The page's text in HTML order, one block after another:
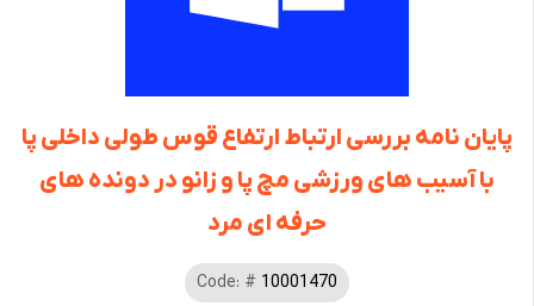
پایان نامه بررسی ارتباط ارتفاع قوس طولی داخلی پا
با آسیب های ورزشی مچ پا و زانو در دونده های
حرفه ای مرد
Code: # 10001470